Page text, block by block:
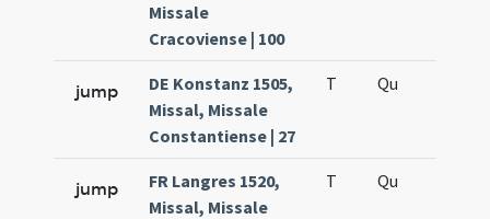
Missale
Cracoviense | 100
jump
DE Konstanz 1505,
Missal, Missale
Constantiense | 27
T Qu
jump
FR Langres 1520,
Missal, Missale
T Qu